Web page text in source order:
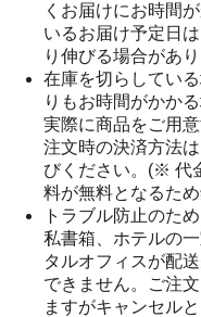
くお届けにお時間
いるお届け予定日
り伸びる場合があり
在庫を切らしてい
りもお時間がかか
実際に商品をご用
注文時の決済方法
びください。(※ 代
料が無料となるた
トラブル防止のた
私書箱、ホテルの
タルオフィスが配
できません。ご注
ますがキャンセル